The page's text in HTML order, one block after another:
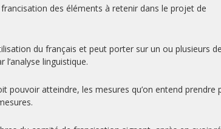
des éléments à retenir dans le projet de
du français et peut porter sur un ou plusieurs
linguistique.
pouvoir atteindre, les mesures qu’on entend prendre